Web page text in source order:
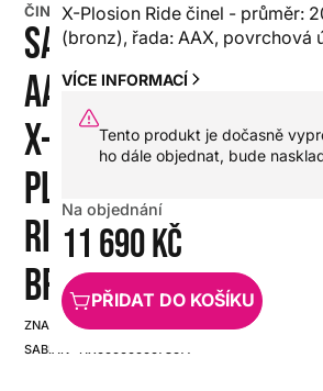
ČINEL
SABIAN
AAX 20"
X-
PLOSION
RIDE
BRILLIANT
ZNAČKA:
SABIAN
SKU:
X-Plosion Ride činel - průměr:
(bronz), řada: AAX, povrchová
VÍCE INFORMACÍ
Tento produkt je dočasně
ho dále objednat, bude
Na objednání
11 690 Kč
PŘIDAT DO KOŠÍKU